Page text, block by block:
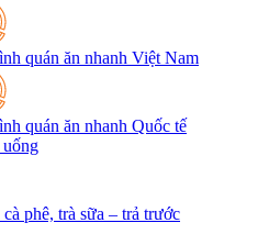
quán ăn nhanh Việt Nam
quán ăn nhanh Quốc tế
cà phê, trà sữa – trả trước